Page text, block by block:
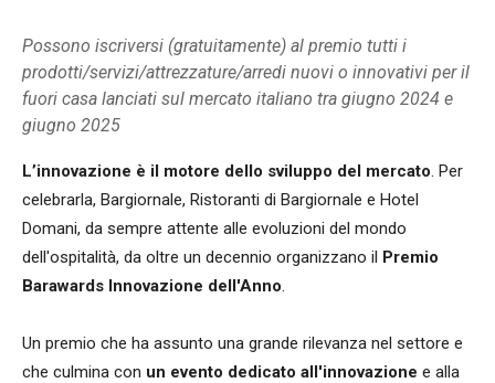
Possono iscriversi (gratuitamente) al premio tutti i
prodotti/servizi/attrezzature/arredi nuovi o innovativi per il
fuori casa lanciati sul mercato italiano tra giugno 2024 e
giugno 2025
L’innovazione è il motore dello sviluppo del mercato. Per
celebrarla, Bargiornale, Ristoranti di Bargiornale e Hotel
Domani, da sempre attente alle evoluzioni del mondo
dell'ospitalità, da oltre un decennio organizzano il Premio
Barawards Innovazione dell'Anno.
Un premio che ha assunto una grande rilevanza nel settore e
che culmina con un evento dedicato all'innovazione e alla